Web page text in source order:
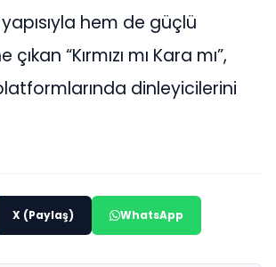
hem de güçlü
“Kırmızı mı Kara mı”,
dinleyicilerini
X (Paylaş) WhatsApp